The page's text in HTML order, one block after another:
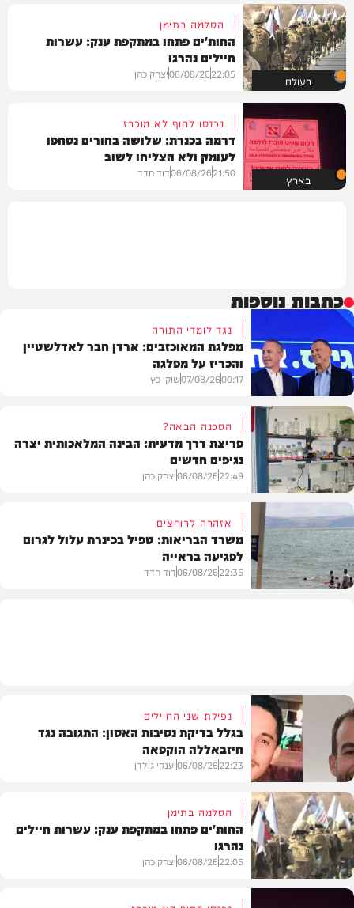
בעולם
הסלמה בתימן
החות'ים פתחו במתקפת ענק: עשרות
חיילים נהרגו
22:05
06/08/26יצחק כהן
בארץ
נכנסו לחוף לא מוכרז
דרמה בכנרת: שלושה בחורים נסחפו
לעומק ולא הצליחו לשוב
21:50
06/08/26דוד חדד
כתבות נוספות
פוליטי
נגד לומדי התורה
מפלגת המאוכזבים: ארדן חבר לאדלשטיין
והכריז על מפלגה
00:17
07/08/26שוקי כץ
בריאות
הסכנה הבאה?
פריצת דרך מדעית: הבינה המלאכותית יצרה
נגיפים חדשים
22:49
06/08/26יצחק כהן
אזהרה לרוחצים
משרד הבריאות: טפיל בכינרת עלול לגרום
לפגיעה בראייה
22:35
06/08/26דוד חדד
צבא וביטחון
נפילת שני החיילים
בגלל בדיקת נסיבות האסון: התגובה נגד
חיזבאללה הוקפאה
22:23
06/08/26יענקי גולדן
הסלמה בתימן
החות'ים פתחו במתקפת ענק: עשרות חיילים
נהרגו
22:05
06/08/26יצחק כהן